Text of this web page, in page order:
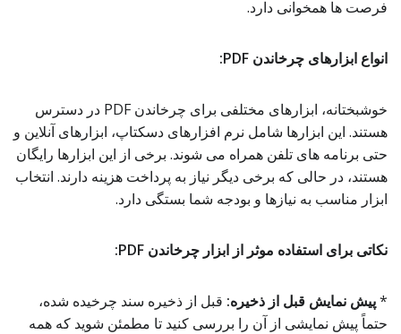
فرصت ها همخوانی دارد.
انواع ابزارهای چرخاندن PDF:
خوشبختانه، ابزارهای مختلفی برای چرخاندن PDF در دسترس
هستند. این ابزارها شامل نرم افزارهای دسکتاپ، ابزارهای آنلاین و
حتی برنامه های تلفن همراه می شوند. برخی از این ابزارها رایگان
هستند، در حالی که برخی دیگر نیاز به پرداخت هزینه دارند. انتخاب
ابزار مناسب به نیازها و بودجه شما بستگی دارد.
نکاتی برای استفاده موثر از ابزار چرخاندن PDF:
*پیش نمایش قبل از ذخیره: قبل از ذخیره سند چرخیده شده،
حتماً پیش نمایشی از آن را بررسی کنید تا مطمئن شوید که همه